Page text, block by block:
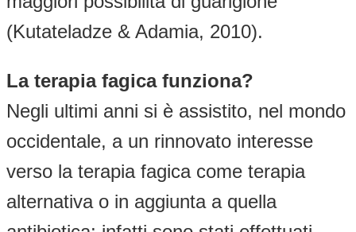
(Kutateladze & Adamia, 2010).
La terapia fagica funziona?
Negli ultimi anni si è assistito, nel mondo
occidentale, a un rinnovato interesse
verso la terapia fagica come terapia
alternativa o in aggiunta a quella